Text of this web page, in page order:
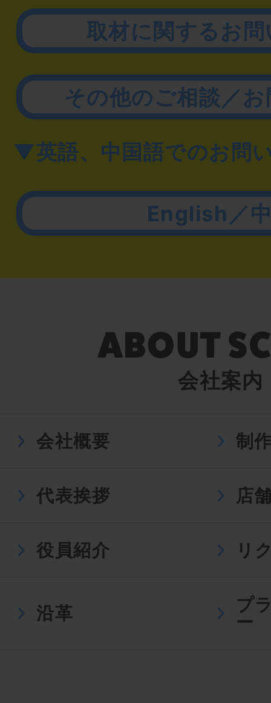
取材に関するお
その他のご相談／
▼英語、中国語でのお問
English／
会社案内
会社概要 制
代表挨拶 店
役員紹介 リ
沿革
プ
ー